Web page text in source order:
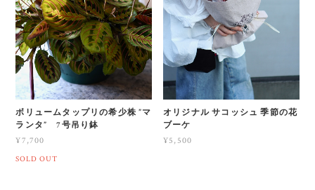
ボリュームタップリの希少株 ”マ
ランタ” 7号吊り鉢
¥7,700
SOLD OUT
オリジナル サコッシュ 季節の花
ブーケ
¥5,500